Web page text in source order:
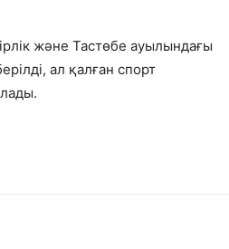
және Тастөбе ауылындағы
ал қалған спорт